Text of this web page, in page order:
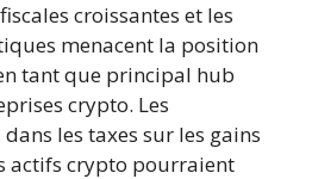
croissantes et les
menacent la position
tant que principal hub
crypto. Les
les taxes sur les gains
actifs crypto pourraient